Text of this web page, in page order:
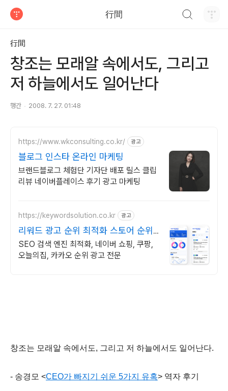
行間
行間
창조는 모래알 속에서도, 그리고
저 하늘에서도 일어난다
행간 2008. 7. 27. 01:48
https://www.wkconsulting.co.kr/ 광고
블로그 인스타 온라인 마케팅
브랜드블로그 체험단 기자단 배포 릴스 클립
리뷰 네이버플레이스 후기 광고 마케팅
https://keywordsolution.co.kr 광고
리워드 광고 순위 최적화 스토어 순위
광고 전문
SEO 검색 엔진 최적화, 네이버 쇼핑, 쿠팡,
오늘의집, 카카오 순위 광고 전문
창조는 모래알 속에서도, 그리고 저 하늘에서도 일어난다.
- 송경모 <CEO가 빠지기 쉬운 5가지 유혹> 역자 후기